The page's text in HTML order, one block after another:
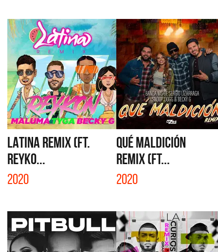
LATINA REMIX (FT.
REYKO...
2020
QUÉ MALDICIÓN
REMIX (FT...
2020